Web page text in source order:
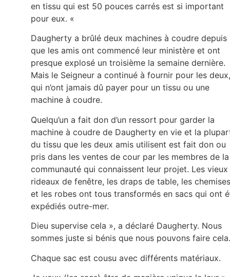
en tissu qui est 50 pouces carrés est si important
pour eux. «
Daugherty a brûlé deux machines à coudre depuis
que les amis ont commencé leur ministère et ont
presque explosé un troisième la semaine dernière.
Mais le Seigneur a continué à fournir pour les deux,
qui n’ont jamais dû payer pour un tissu ou une
machine à coudre.
Quelqu’un a fait don d’un ressort pour garder la
machine à coudre de Daugherty en vie et la
du tissu que les deux amis utilisent est fait don ou
pris dans les ventes de cour par les membres de la
communauté qui connaissent leur projet. Les vieux
rideaux de fenêtre, les draps de table, les chemises
et les robes ont tous transformés en sacs qui ont
expédiés outre-mer.
Dieu supervise cela », a déclaré Daugherty. Nous
sommes juste si bénis que nous pouvons faire
Chaque sac est cousu avec différents matériaux.